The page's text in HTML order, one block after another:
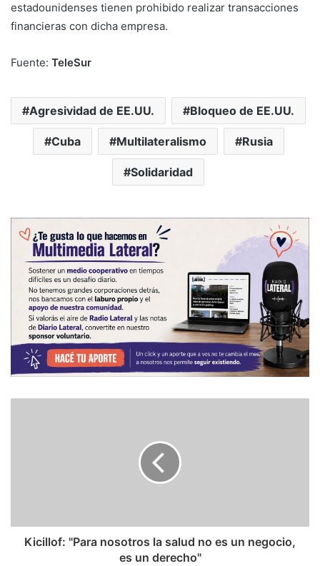
estadounidenses tienen prohibido realizar transacciones
financieras con dicha empresa.
Fuente: TeleSur
Agresividad de EE.UU. Bloqueo de EE.UU.
Cuba Multilateralismo Rusia
Solidaridad
Kicillof: "Para nosotros la salud no es un negocio,
es un derecho"